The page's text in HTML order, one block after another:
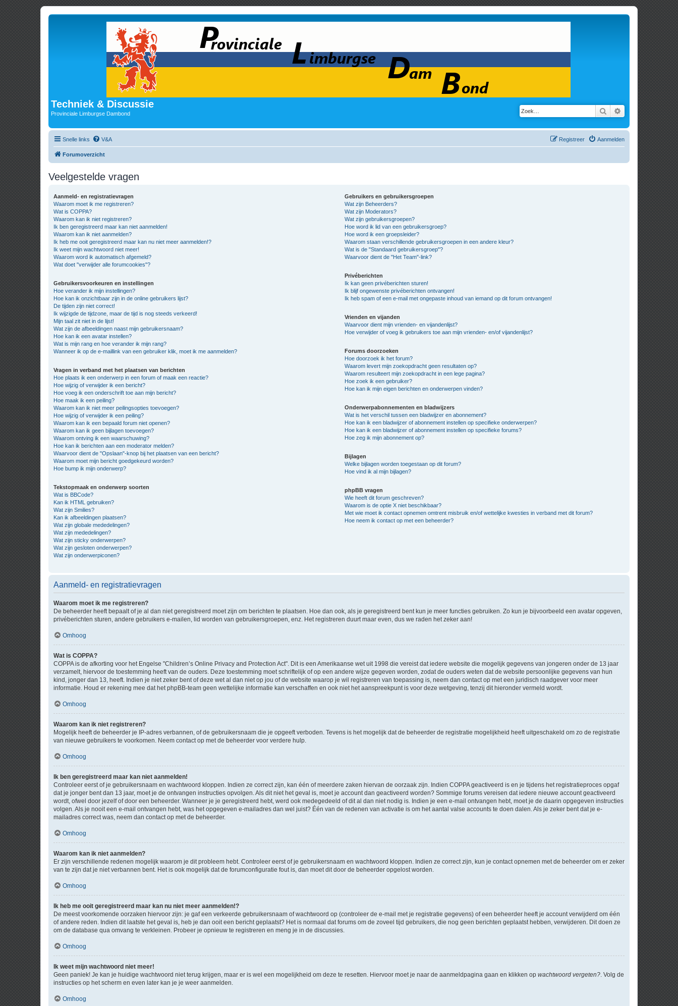
Techniek & Discussie
Provinciale Limburgse Dambond Zoek Uitgebreid zoeken
Snelle links V&A Aanmelden
Registreer
Forumoverzicht
Veelgestelde vragen
Aanmeld- en registratievragen
Waarom moet ik me registreren?
Wat is COPPA?
Waarom kan ik niet registreren?
Ik ben geregistreerd maar kan niet aanmelden!
Waarom kan ik niet aanmelden?
Ik heb me ooit geregistreerd maar kan nu niet meer aanmelden!?
Ik weet mijn wachtwoord niet meer!
Waarom word ik automatisch afgemeld?
Wat doet "verwijder alle forumcookies"?
Gebruikersvoorkeuren en instellingen
Hoe verander ik mijn instellingen?
Hoe kan ik onzichtbaar zijn in de online gebruikers lijst?
De tijden zijn niet correct!
Ik wijzigde de tijdzone, maar de tijd is nog steeds verkeerd!
Mijn taal zit niet in de lijst!
Wat zijn de afbeeldingen naast mijn gebruikersnaam?
Hoe kan ik een avatar instellen?
Wat is mijn rang en hoe verander ik mijn rang?
Wanneer ik op de e-maillink van een gebruiker klik, moet ik me aanmelden?
Vragen in verband met het plaatsen van berichten
Hoe plaats ik een onderwerp in een forum of maak een reactie?
Hoe wijzig of verwijder ik een bericht?
Hoe voeg ik een onderschrift toe aan mijn bericht?
Hoe maak ik een peiling?
Waarom kan ik niet meer peilingsopties toevoegen?
Hoe wijzig of verwijder ik een peiling?
Waarom kan ik een bepaald forum niet openen?
Waarom kan ik geen bijlagen toevoegen?
Waarom ontving ik een waarschuwing?
Hoe kan ik berichten aan een moderator melden?
Waarvoor dient de "Opslaan"-knop bij het plaatsen van een bericht?
Waarom moet mijn bericht goedgekeurd worden?
Hoe bump ik mijn onderwerp?
Tekstopmaak en onderwerp soorten
Wat is BBCode?
Kan ik HTML gebruiken?
Wat zijn Smilies?
Kan ik afbeeldingen plaatsen?
Wat zijn globale mededelingen?
Wat zijn mededelingen?
Wat zijn sticky onderwerpen?
Wat zijn gesloten onderwerpen?
Wat zijn onderwerpiconen?
Gebruikers en gebruikersgroepen
Wat zijn Beheerders?
Wat zijn Moderators?
Wat zijn gebruikersgroepen?
Hoe word ik lid van een gebruikersgroep?
Hoe word ik een groepsleider?
Waarom staan verschillende gebruikersgroepen in een andere kleur?
Wat is de "Standaard gebruikersgroep"?
Waarvoor dient de "Het Team"-link?
Privéberichten
Ik kan geen privéberichten sturen!
Ik blijf ongewenste privéberichten ontvangen!
Ik heb spam of een e-mail met ongepaste inhoud van iemand op dit forum ontvangen!
Vrienden en vijanden
Waarvoor dient mijn vrienden- en vijandenlijst?
Hoe verwijder of voeg ik gebruikers toe aan mijn vrienden- en/of vijandenlijst?
Forums doorzoeken
Hoe doorzoek ik het forum?
Waarom levert mijn zoekopdracht geen resultaten op?
Waarom resulteert mijn zoekopdracht in een lege pagina?
Hoe zoek ik een gebruiker?
Hoe kan ik mijn eigen berichten en onderwerpen vinden?
Onderwerpabonnementen en bladwijzers
Wat is het verschil tussen een bladwijzer en abonnement?
Hoe kan ik een bladwijzer of abonnement instellen op specifieke onderwerpen?
Hoe kan ik een bladwijzer of abonnement instellen op specifieke forums?
Hoe zeg ik mijn abonnement op?
Bijlagen
Welke bijlagen worden toegestaan op dit forum?
Hoe vind ik al mijn bijlagen?
phpBB vragen
Wie heeft dit forum geschreven?
Waarom is de optie X niet beschikbaar?
Met wie moet ik contact opnemen omtrent misbruik en/of wettelijke kwesties in verband met dit forum?
Hoe neem ik contact op met een beheerder?
Aanmeld- en registratievragen
Waarom moet ik me registreren?
De beheerder heeft bepaalt of je al dan niet geregistreerd moet zijn om berichten te plaatsen. Hoe dan ook, als je geregistreerd bent kun je meer functies gebruiken. Zo kun je bijvoorbeeld een avatar opgeven,
privéberichten sturen, andere gebruikers e-mailen, lid worden van gebruikersgroepen, enz. Het registreren duurt maar even, dus we raden het zeker aan!
Omhoog
Wat is COPPA?
COPPA is de afkorting voor het Engelse "Children’s Online Privacy and Protection Act". Dit is een Amerikaanse wet uit 1998 die vereist dat iedere website die mogelijk gegevens van jongeren onder de 13 jaar
verzamelt, hiervoor de toestemming heeft van de ouders. Deze toestemming moet schriftelijk of op een andere wijze gegeven worden, zodat de ouders weten dat de website persoonlijke gegevens van hun
kind, jonger dan 13, heeft. Indien je niet zeker bent of deze wet al dan niet op jou of de website waarop je wil registreren van toepassing is, neem dan contact op met een juridisch raadgever voor meer
informatie. Houd er rekening mee dat het phpBB-team geen wettelijke informatie kan verschaffen en ook niet het aanspreekpunt is voor deze wetgeving, tenzij dit hieronder vermeld wordt.
Omhoog
Waarom kan ik niet registreren?
Mogelijk heeft de beheerder je IP-adres verbannen, of de gebruikersnaam die je opgeeft verboden. Tevens is het mogelijk dat de beheerder de registratie mogelijkheid heeft uitgeschakeld om zo de registratie
van nieuwe gebruikers te voorkomen. Neem contact op met de beheerder voor verdere hulp.
Omhoog
Ik ben geregistreerd maar kan niet aanmelden!
Controleer eerst of je gebruikersnaam en wachtwoord kloppen. Indien ze correct zijn, kan één of meerdere zaken hiervan de oorzaak zijn. Indien COPPA geactiveerd is en je tijdens het registratieproces opgaf
dat je jonger bent dan 13 jaar, moet je de ontvangen instructies opvolgen. Als dit niet het geval is, moet je account dan geactiveerd worden? Sommige forums vereisen dat iedere nieuwe account geactiveerd
wordt, ofwel door jezelf of door een beheerder. Wanneer je je geregistreerd hebt, werd ook medegedeeld of dit al dan niet nodig is. Indien je een e-mail ontvangen hebt, moet je de daarin opgegeven instructies
volgen. Als je nooit een e-mail ontvangen hebt, was het opgegeven e-mailadres dan wel juist? Één van de redenen van activatie is om het aantal valse accounts te doen dalen. Als je zeker bent dat je e-
mailadres correct was, neem dan contact op met de beheerder.
Omhoog
Waarom kan ik niet aanmelden?
Er zijn verschillende redenen mogelijk waarom je dit probleem hebt. Controleer eerst of je gebruikersnaam en wachtwoord kloppen. Indien ze correct zijn, kun je contact opnemen met de beheerder om er zeker
van te zijn dat je niet verbannen bent. Het is ook mogelijk dat de forumconfiguratie fout is, dan moet dit door de beheerder opgelost worden.
Omhoog
Ik heb me ooit geregistreerd maar kan nu niet meer aanmelden!?
De meest voorkomende oorzaken hiervoor zijn: je gaf een verkeerde gebruikersnaam of wachtwoord op (controleer de e-mail met je registratie gegevens) of een beheerder heeft je account verwijderd om één
of andere reden. Indien dit laatste het geval is, heb je dan ooit een bericht geplaatst? Het is normaal dat forums om de zoveel tijd gebruikers, die nog geen berichten geplaatst hebben, verwijderen. Dit doen ze
om de database qua omvang te verkleinen. Probeer je opnieuw te registreren en meng je in de discussies.
Omhoog
Ik weet mijn wachtwoord niet meer!
Geen paniek! Je kan je huidige wachtwoord niet terug krijgen, maar er is wel een mogelijkheid om deze te resetten. Hiervoor moet je naar de aanmeldpagina gaan en klikken op wachtwoord vergeten? . Volg de
instructies op het scherm en even later kan je je weer aanmelden.
Omhoog